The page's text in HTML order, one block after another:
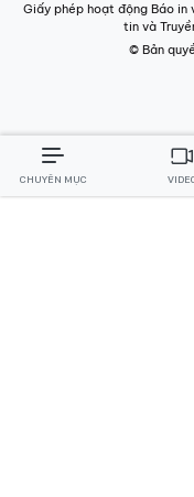
Giấy phép hoạt động Báo
tin và
© Bản
CHUYÊN MỤC